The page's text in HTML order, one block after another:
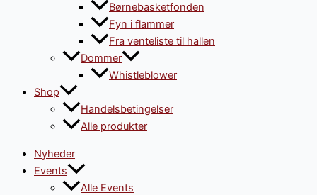
Børnebasketfonden
Fyn i flammer
Fra venteliste til hallen
Dommer
Whistleblower
Shop
Handelsbetingelser
Alle produkter
Nyheder
Events
Alle Events